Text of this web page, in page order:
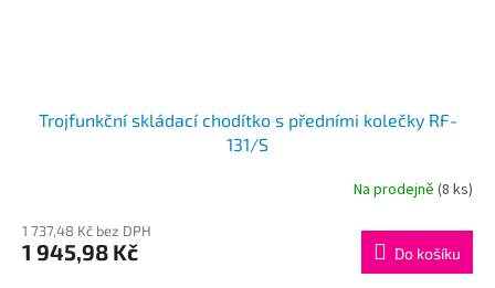
Trojfunkční skládací chodítko s předními kolečky RF-
131/S
Na prodejně (8 ks)
1 737,48 Kč bez DPH
1 945,98 Kč Do košíku